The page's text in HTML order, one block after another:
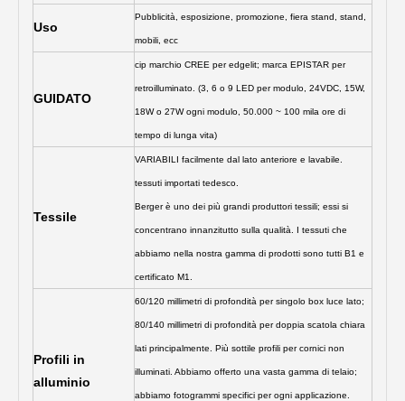
Uso
Pubblicità, esposizione, promozione, fiera stand, stand,
mobili, ecc
GUIDATO
cip marchio CREE per edgelit; marca EPISTAR per
retroilluminato. (3, 6 o 9 LED per modulo, 24VDC, 15W,
18W o 27W ogni modulo, 50.000 ~ 100 mila ore di
tempo di lunga vita)
Tessile
VARIABILI facilmente dal lato anteriore e lavabile.
tessuti importati tedesco.
Berger è uno dei più grandi produttori tessili; essi si
concentrano innanzitutto sulla qualità. I tessuti che
abbiamo nella nostra gamma di prodotti sono tutti B1 e
certificato M1.
Profili in
alluminio
60/120 millimetri di profondità per singolo box luce lato;
80/140 millimetri di profondità per doppia scatola chiara
lati principalmente. Più sottile profili per cornici non
illuminati. Abbiamo offerto una vasta gamma di telaio;
abbiamo fotogrammi specifici per ogni applicazione.